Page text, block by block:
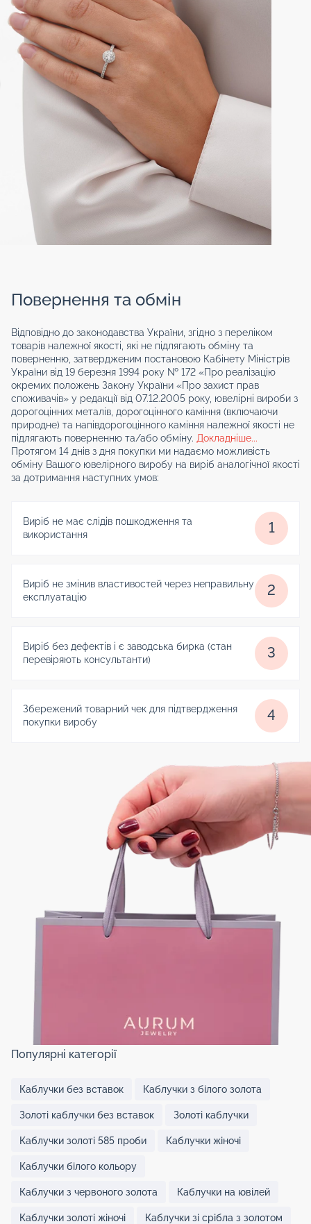
Повернення та обмін
Відповідно до законодавства України, згідно з переліком
товарів належної якості, які не підлягають обміну та
поверненню, затвердженим постановою Кабінету Міністрів
України від 19 березня 1994 року № 172 «Про реалізацію
окремих положень Закону України «Про захист прав
споживачів» у редакції від 07.12.2005 року, ювелірні вироби з
дорогоцінних металів, дорогоцінного каміння (включаючи
природне) та напівдорогоцінного каміння належної якості не
підлягають поверненню та/або обміну. Докладніше...
Протягом 14 днів з дня покупки ми надаємо можливість
обміну Вашого ювелірного виробу на виріб аналогічної якості
за дотримання наступних умов:
Виріб не має слідів пошкодження та
використання
1
Виріб не змінив властивостей через неправильну
експлуатацію
2
Виріб без дефектів і є заводська бирка (стан
перевіряють консультанти)
3
Збережений товарний чек для підтвердження
покупки виробу
4
Популярні категорії
Каблучки без вставок Каблучки з білого золота
Золоті каблучки без вставок Золоті каблучки
Каблучки золоті 585 проби Каблучки жіночі
Каблучки білого кольору
Каблучки з червоного золота Каблучки на ювілей
Каблучки золоті жіночі Каблучки зі срібла з золотом